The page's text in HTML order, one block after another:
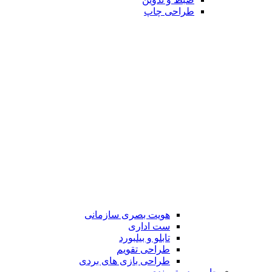
طراحی چاپ
هویت بصری سازمانی
ست اداری
تابلو و بیلبورد
طراحی تقویم
طراحی بازی های بردی